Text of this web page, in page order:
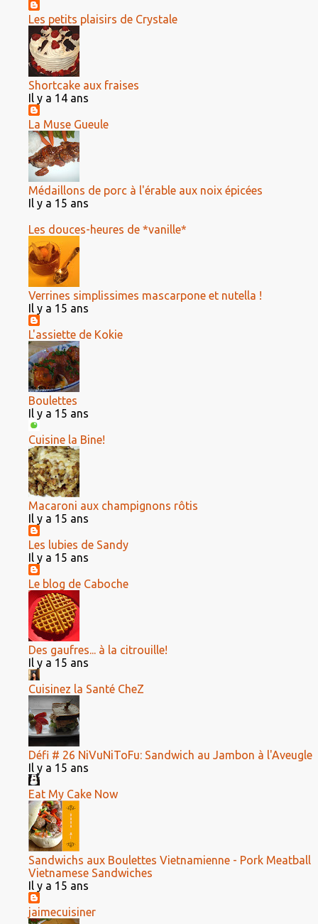
Les petits plaisirs de Crystale
Shortcake aux fraises
Il y a 14 ans
La Muse Gueule
Médaillons de porc à l'érable aux noix épicées
Il y a 15 ans
Les douces-heures de *vanille*
Verrines simplissimes mascarpone et nutella !
Il y a 15 ans
L'assiette de Kokie
Boulettes
Il y a 15 ans
Cuisine la Bine!
Macaroni aux champignons rôtis
Il y a 15 ans
Les lubies de Sandy
Il y a 15 ans
Le blog de Caboche
Des gaufres... à la citrouille!
Il y a 15 ans
Cuisinez la Santé CheZ
Défi # 26 NiVuNiToFu: Sandwich au Jambon à l'Aveugle
Il y a 15 ans
Eat My Cake Now
Sandwichs aux Boulettes Vietnamienne - Pork Meatball
Vietnamese Sandwiches
Il y a 15 ans
jaimecuisiner